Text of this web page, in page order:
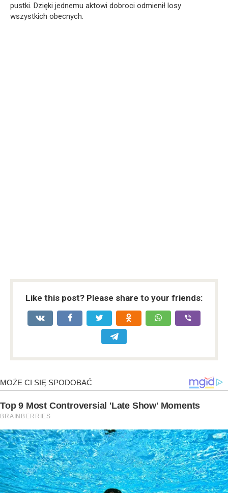
pustki. Dzięki jednemu aktowi dobroci odmienił losy
wszystkich obecnych.
Like this post? Please share to your friends: